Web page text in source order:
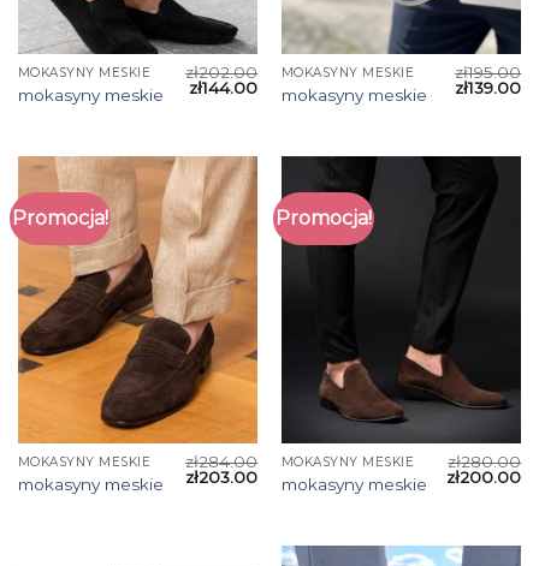
MOKASYNY MESKIE
mokasyny meskie
zł202.00
zł144.00
MOKASYNY MESKIE
mokasyny meskie
zł195.00
zł139.00
Promocja!
MOKASYNY MESKIE
mokasyny meskie
zł284.00
zł203.00
Promocja!
MOKASYNY MESKIE
mokasyny meskie
zł280.00
zł200.00